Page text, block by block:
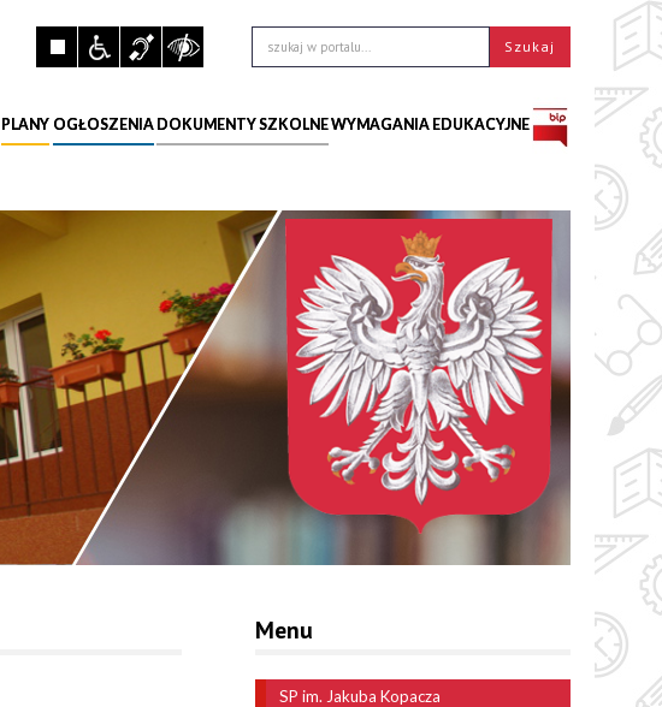
PLANY OGŁOSZENIA DOKUMENTY SZKOLNEWYMAGANIA EDUKACYJNE
Menu
SP im. Jakuba Kopacza